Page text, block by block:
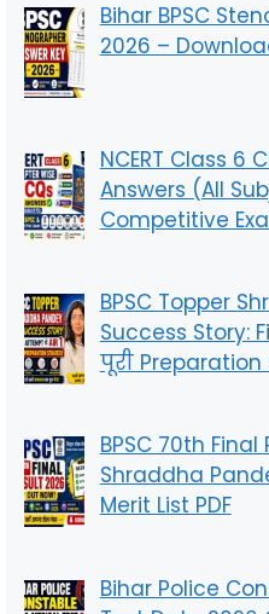
Bihar BPSC
2026 –
NCERT Class 6
Answers (All
Competitive
BPSC Topper
Success Story:
पूरी
BPSC 70th
Shraddha
Merit List PDF
Bihar Police